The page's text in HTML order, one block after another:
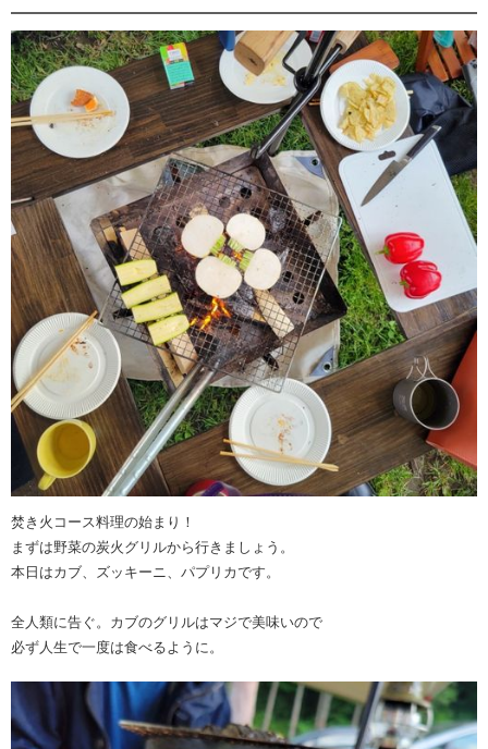
焚き火コース料理の始まり！
まずは野菜の炭火グリルから行きましょう。
本日はカブ、ズッキーニ、パプリカです。
全人類に告ぐ。カブのグリルはマジで美味いので
必ず人生で一度は食べるように。